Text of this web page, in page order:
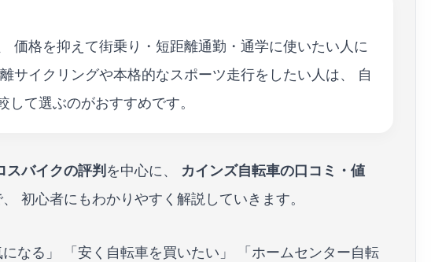
価格を抑えて街乗り・短距離通勤・通学に使いたい人に
サイクリングや本格的なスポーツ走行をしたい人は、 自
て選ぶのがおすすめです。
スバイクの評判 を中心に、
カインズ自転車の口コミ・値
、 初心者にもわかりやすく解説していきます。
になる」 「安く自転車を買いたい」 「ホームセンター自転